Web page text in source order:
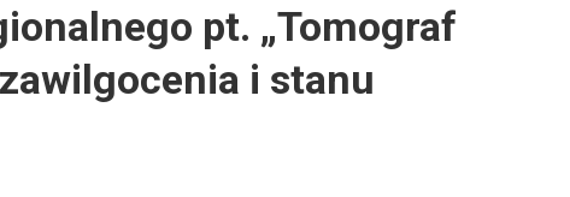
pt. „Tomograf
i stanu